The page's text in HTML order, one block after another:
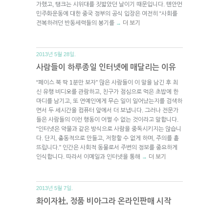
가했고, 탱크는 시위대를 짓밟았던 날이기 때문입니다. 톈안먼
민주화운동에 대한 중국 정부의 공식 입장은 여전히 “사회를
전복하려던 반동세력들의 봉기를 → 더 보기
2013년 5월 28일.
사람들이 하루종일 인터넷에 매달리는 이유
“페이스 북 딱 1분만 보자” 많은 사람들이 이 말을 남긴 후 최
신 유행 비디오를 관람하고, 친구가 점심으로 먹은 초밥에 한
마디를 남기고, 또 연예인에게 무슨 일이 일어났는지를 검색하
면서 두 세시간을 컴퓨터 앞에서 더 보냅니다. 그러나 전문가
들은 사람들의 이런 행동이 어쩔 수 없는 것이라고 말합니다.
“인터넷은 약물과 같은 방식으로 사람을 중독시키지는 않습니
다. 단지, 충동적으로 만들고, 저항할 수 없게 하며, 주의를 흩
뜨립니다.” 인간은 사회적 동물로서 주변의 정보를 중요하게
인식합니다. 따라서 이메일과 인터넷을 통해 → 더 보기
2013년 5월 7일.
화이자社, 정품 비아그라 온라인판매 시작